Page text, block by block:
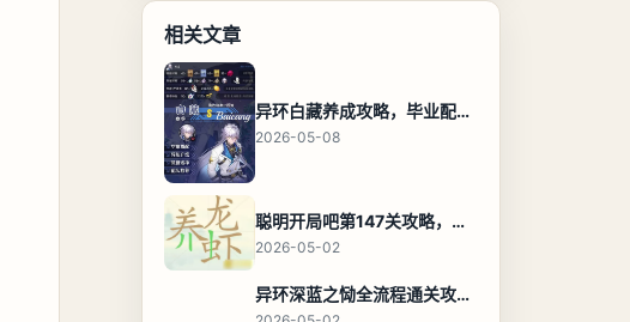
相关文章
异环白藏养成攻略，毕业配装、技能加点与阵容搭配保姆级解析
2026-05-08
聪明开局吧第147关攻略，养龙虾找出27个常用字通关答案
2026-05-02
异环深蓝之恸全流程通关攻略，教程与隐藏奖励